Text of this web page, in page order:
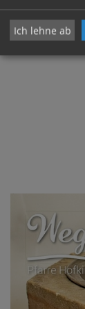
Ich lehne ab